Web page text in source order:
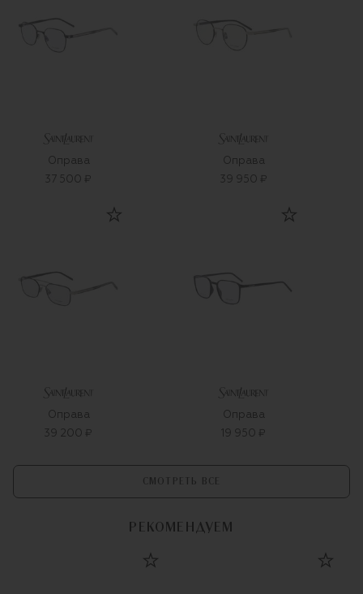
Оправа
37 500 ₽
Оправа
39 950 ₽
Оправа
39 200 ₽
Оправа
19 950 ₽
СМОТРЕТЬ ВСЕ
РЕКОМЕНДУЕМ